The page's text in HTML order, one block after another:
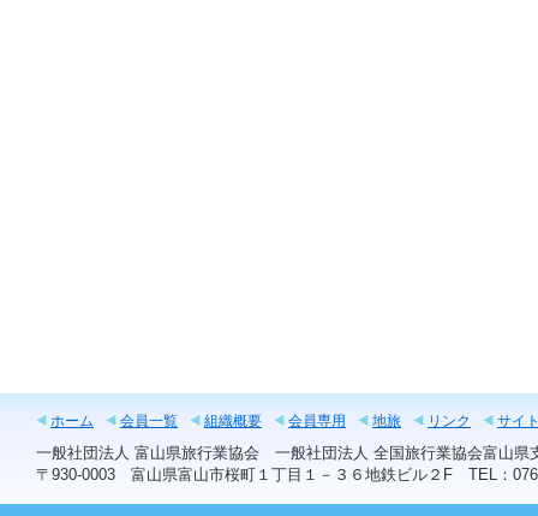
ホーム 会員一覧 組織概要 会員専用 地旅 リンク サイ
一般社団法人 富山県旅行業協会 一般社団法人 全国旅行業協会富山
〒930-0003 富山県富山市桜町１丁目１－３６地鉄ビル２F TEL：